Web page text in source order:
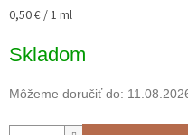
Jednotková
0,50 € / 1 ml
Skladom
Môžeme doručiť do: